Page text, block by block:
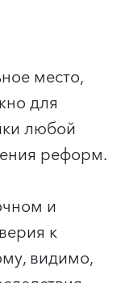
место,
для
любой
реформ.
и
к
видимо,